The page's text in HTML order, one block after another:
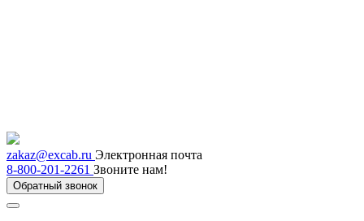
zakaz@excab.ru Электронная почта
8-800-201-2261 Звоните нам!
Обратный звонок